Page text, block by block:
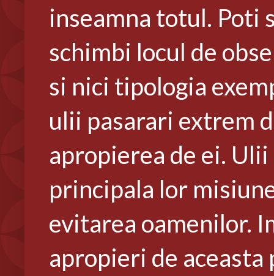
inseamna totul. Poti
schimbi locul de
si nici tipologia
ulii pasarari extrem
apropierea de ei.
principala lor
evitarea oamenilor.
apropieri de